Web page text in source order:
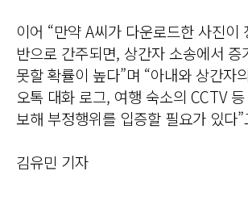
이어 “만약 A씨가 다운로드한 사진이
반으로 간주되면, 상간자 소송에서 증
못할 확률이 높다”며 “아내와 상간자
오톡 대화 로그, 여행 숙소의 CCTV
보해 부정행위를 입증할 필요가 있다
김유민 기자